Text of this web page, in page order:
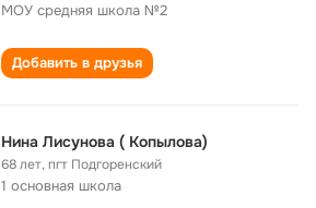
МОУ средняя школа №2
Добавить в друзья
Нина Лисунова ( Копылова)
68 лет,пгт Подгоренский
1 основная школа